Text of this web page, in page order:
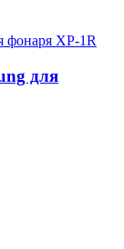
для